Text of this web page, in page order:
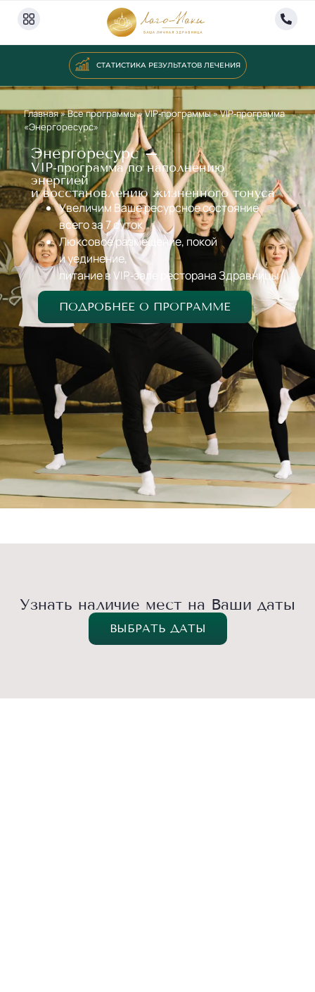
СТАТИСТИКА РЕЗУЛЬТАТОВ ЛЕЧЕНИЯ
Главная»Все программы»VIP‐программы»VIP‐программа
«Энергоресурс»
Энергоресурс –
VIP‐программа по наполнению
энергией
и восстановлению жизненного тонуса
Увеличим Ваше ресурсное состояние
всего за 7 суток
Люксовое размещение, покой
и уединение,
питание в VIP‐зале ресторана Здравницы
ПОДРОБНЕЕ О ПРОГРАММЕ
Узнать наличие мест на Ваши даты
ВЫБРАТЬ ДАТЫ